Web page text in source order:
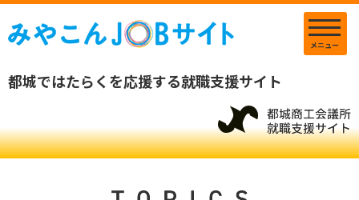
都城ではたらくを応援する就職支援サイト
メニュー